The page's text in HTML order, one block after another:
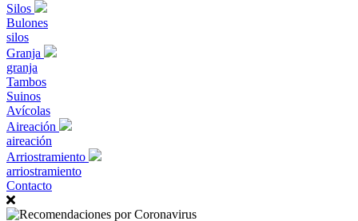
Silos
Bulones
silos
Granja
granja
Tambos
Suinos
Avícolas
Aireación
aireación
Arriostramiento
arriostramiento
Contacto